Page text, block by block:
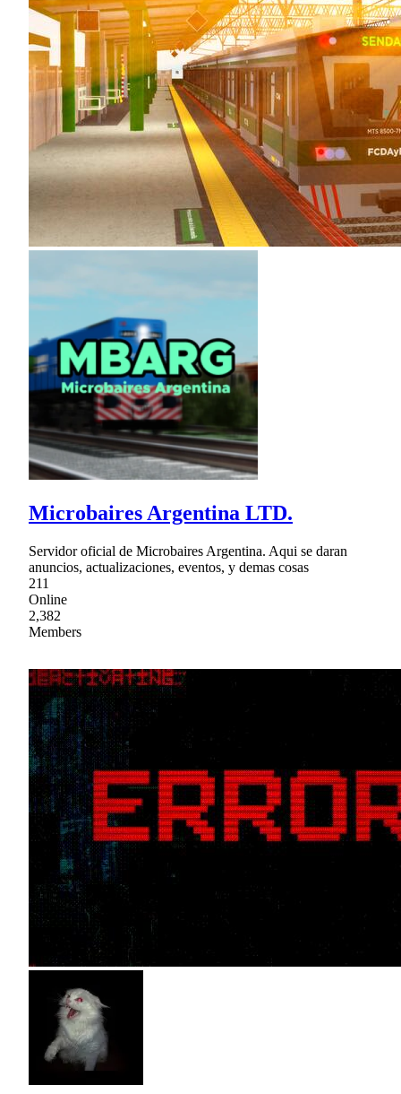
Microbaires Argentina LTD.
Servidor oficial de Microbaires Argentina. Aqui se daran
anuncios, actualizaciones, eventos, y demas cosas
211
Online
2,382
Members